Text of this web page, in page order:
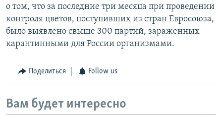
о том, что за последние три месяца при проведении
контроля цветов, поступивших из стран Евросоюза,
было выявлено свыше 300 партий, зараженных
карантинными для России организмами.
Поделиться Follow us
Вам будет интересно